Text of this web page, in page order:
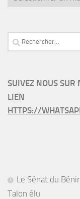
Rechercher :
SUIVEZ NOUS SUR
LIEN
HTTPS://
Le Sénat du
Talon élu